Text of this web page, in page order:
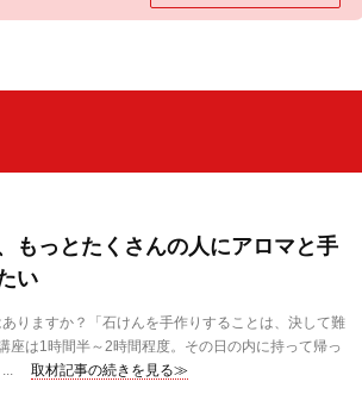
もっとたくさんの人にアロマと手
い
りますか？「石けんを手作りすることは、決して難
座は1時間半～2時間程度。その日の内に持って帰っ
取材記事の続きを見る≫